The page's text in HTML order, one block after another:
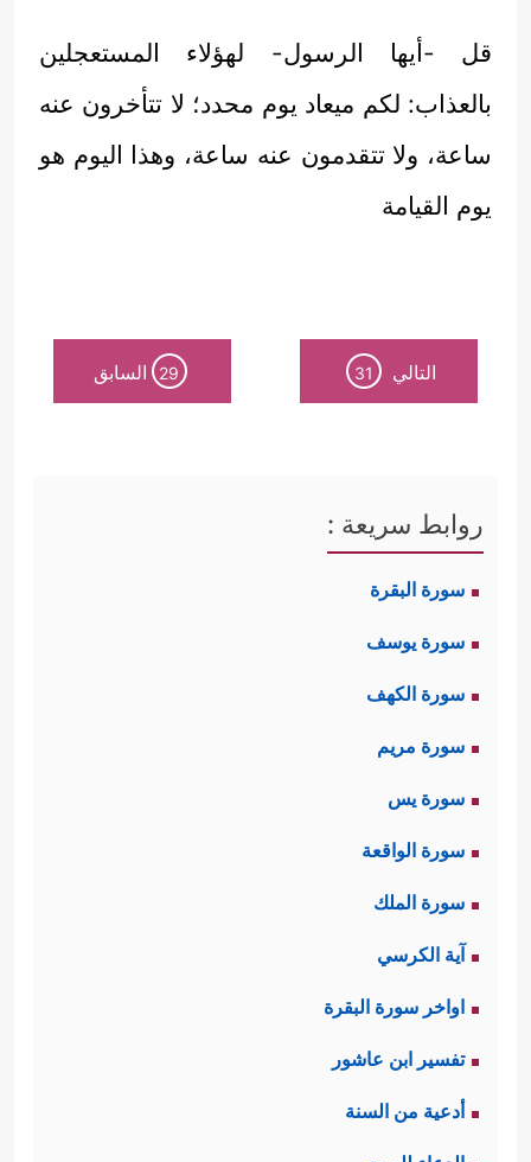
قل -أيها الرسول- لهؤلاء المستعجلين
بالعذاب: لكم ميعاد يوم محدد؛ لا تتأخرون عنه
ساعة، ولا تتقدمون عنه ساعة، وهذا اليوم هو
يوم القيامة
التالي 31
29 السابق
روابط سريعة :
سورة البقرة
سورة يوسف
سورة الكهف
سورة مريم
سورة يس
سورة الواقعة
سورة الملك
آية الكرسي
اواخر سورة البقرة
تفسير ابن عاشور
أدعية من السنة